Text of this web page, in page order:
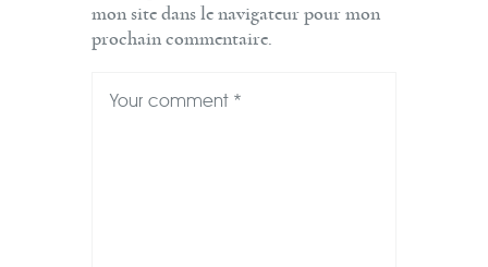
mon site dans le navigateur pour mon
prochain commentaire.